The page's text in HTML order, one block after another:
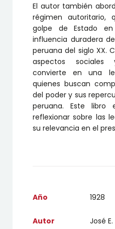
El autor también
régimen autoritario,
golpe de Estado
influencia duradera
peruana del siglo XX.
aspectos
convierte en una
quienes buscan
del poder y sus
peruana. Este libro
reflexionar sobre las
su relevancia en el
Año 1928
Autor José